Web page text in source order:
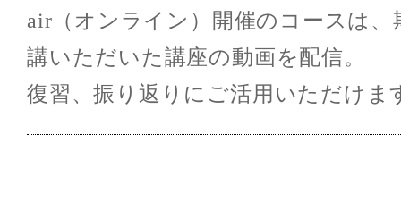
air（オンライン）開催のコースは、
講いただいた講座の動画を配信。
復習、振り返りにご活用いただけま